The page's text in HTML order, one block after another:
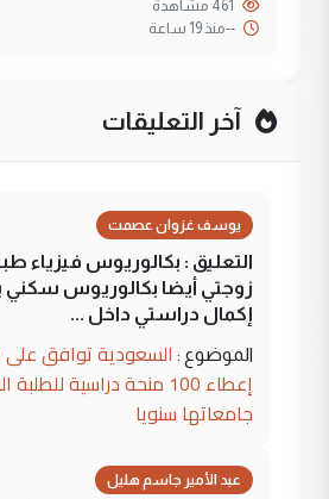
--منذ 19 ساعة
آخر التعليقات
يوسف غزوان عصمت
التعليق : بكالوريوس فيزياء
زوجتي أيضا بكالوريوس سكني
إكمال دراستي داخل ...
الموضوع : السعودية توافق على
إعطاء 100 منحة دراسية
جامعاتها سنويا
عبد الأمير جاسم هليل